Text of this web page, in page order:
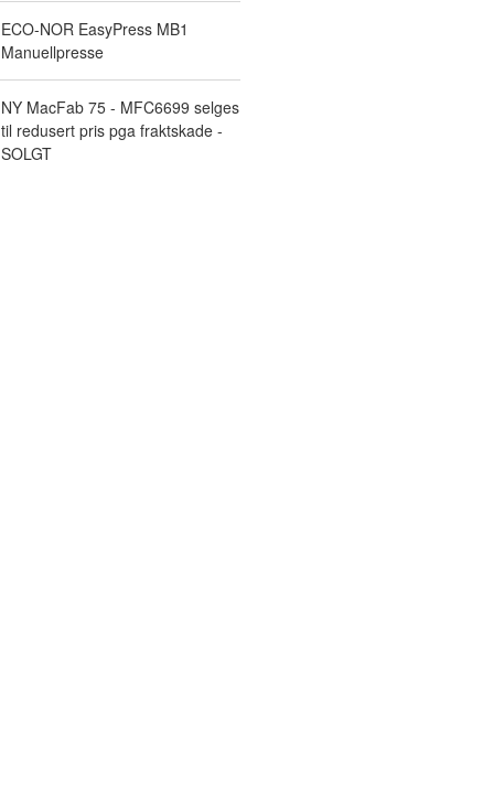
ECO-NOR EasyPress MB1
Manuellpresse
NY MacFab 75 - MFC6699 selges
til redusert pris pga fraktskade -
SOLGT